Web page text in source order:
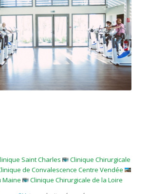
Saint Charles
Clinique Chirurgicale
de Convalescence Centre Vendée
Maine
Clinique Chirurgicale de la Loire